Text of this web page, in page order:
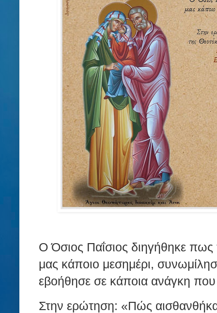
Ο Όσιος Παΐσιος διηγήθηκε
μας κάποιο μεσημέρι,
εβοήθησε σε κάποια ανάγκη που
Στην ερώτηση: «Πώς